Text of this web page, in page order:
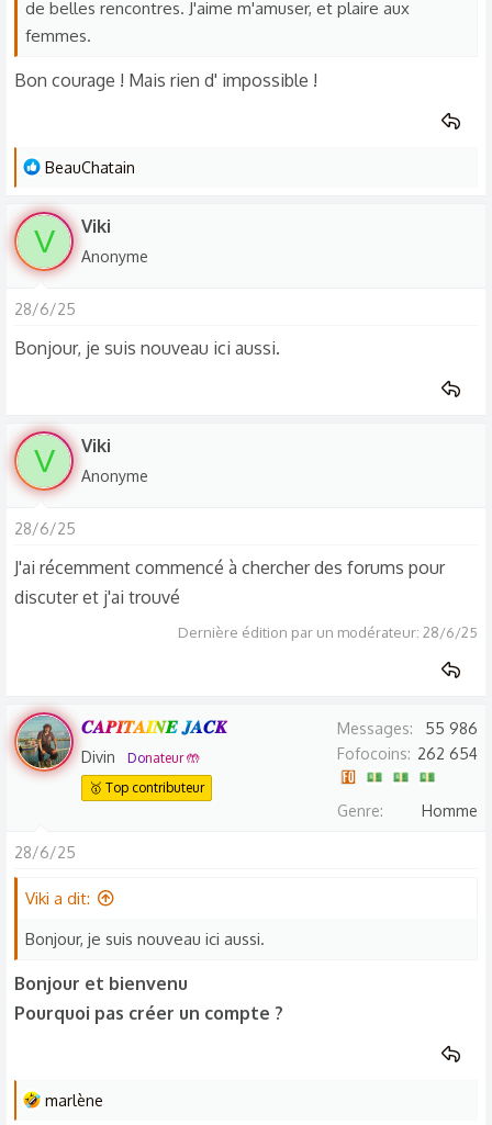
de belles rencontres. J'aime m'amuser, et plaire aux
femmes.
Bon courage ! Mais rien d' impossible !
L
s
r
é
c
t
n
:
BeauChatain
V Viki
Anonyme
28/6/25
Bonjour, je suis nouveau ici aussi.
V Viki
Anonyme
28/6/25
J'ai récemment commencé à chercher des forums pour
discuter et j'ai trouvé
Dernière édition par un modérateur: 28/6/25
𝑪𝑨𝑷𝑰𝑻𝑨𝑰𝑵𝑬 𝑱𝑨𝑪𝑲
Divin
Donateur 🤲
🥇 Top contributeur
Messages
55 986
Fofocoins
262 654
Genre Homme
28/6/25
Viki a dit:
Bonjour, je suis nouveau ici aussi.
Bonjour et bienvenu
Pourquoi pas créer un compte ?
L
marlène